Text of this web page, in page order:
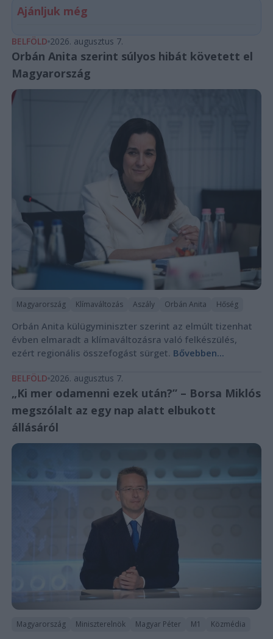
Ajánljuk még
BELFÖLD 2026. augusztus 7.
Orbán Anita szerint súlyos hibát követett el
Magyarország
Magyarország Klímaváltozás Aszály Orbán Anita Hőség
Orbán Anita külügyminiszter szerint az elmúlt tizenhat
évben elmaradt a klímaváltozásra való felkészülés,
ezért regionális összefogást sürget. Bővebben...
BELFÖLD 2026. augusztus 7.
„Ki mer odamenni ezek után?” – Borsa Miklós
megszólalt az egy nap alatt elbukott
állásáról
Magyarország Miniszterelnök Magyar Péter M1 Közmédia